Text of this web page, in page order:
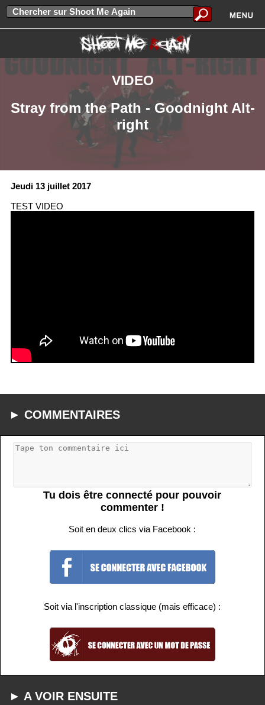
VIDEO
Stray from the Path - Goodnight Alt-
right
Jeudi 13 juillet 2017
TEST VIDEO
► COMMENTAIRES
Tu dois être connecté pour pouvoir
commenter !
Soit en deux clics via Facebook :
Soit via l'inscription classique (mais efficace) :
► A VOIR ENSUITE